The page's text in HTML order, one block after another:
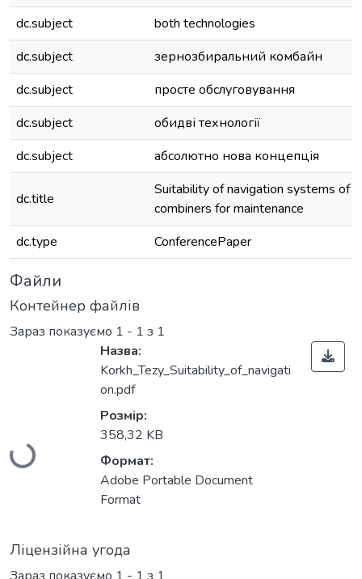
dc.subject
both technologies
dc.subject
зернозбиральний комбайн
dc.subject
просте обслуговування
dc.subject
обидві технології
dc.subject
абсолютно нова концепція
dc.title
Suitability of navigation systems of
combiners for maintenance
dc.type
ConferencePaper
Файли
Контейнер файлів
Зараз показуємо 1 - 1 з 1
Вантажиться...
Назва:
Korkh_Tezy_Suitability_of_navigati
on.pdf
Розмір:
358,32 KB
Формат:
Adobe Portable Document
Format
Ліцензійна угода